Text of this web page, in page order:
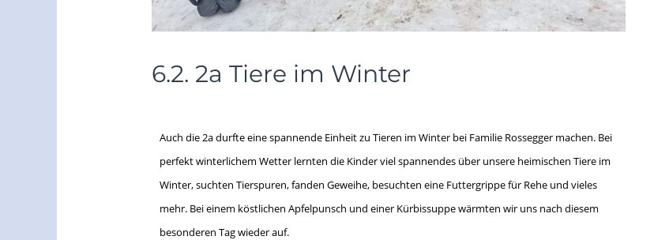
6.2. 2a Tiere im Winter
Auch die 2a durfte eine spannende Einheit zu Tieren im Winter bei Familie Rossegger machen. Bei
perfekt winterlichem Wetter lernten die Kinder viel spannendes über unsere heimischen Tiere im
Winter, suchten Tierspuren, fanden Geweihe, besuchten eine Futtergrippe für Rehe und vieles
mehr. Bei einem köstlichen Apfelpunsch und einer Kürbissuppe wärmten wir uns nach diesem
besonderen Tag wieder auf.